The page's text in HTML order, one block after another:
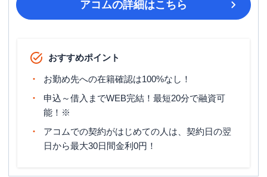
アコムの詳細はこちら
おすすめポイント
お勤め先への在籍確認は100%なし！
申込～借入までWEB完結！最短20分で融資可
能！※
アコムでの契約がはじめての人は、契約日の翌
日から最大30日間金利0円！